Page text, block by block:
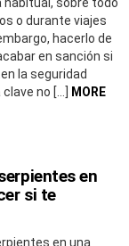
o durante viajes
hacerlo de
en sanción si
la seguridad
no […]
MORE
en
si te
en una